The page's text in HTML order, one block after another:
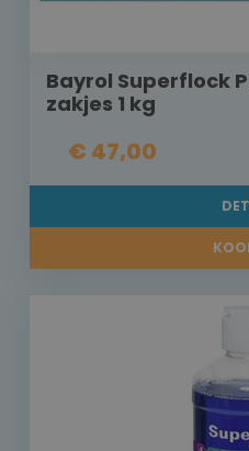
Bayrol Superflock
zakjes 1 kg
€ 47,00